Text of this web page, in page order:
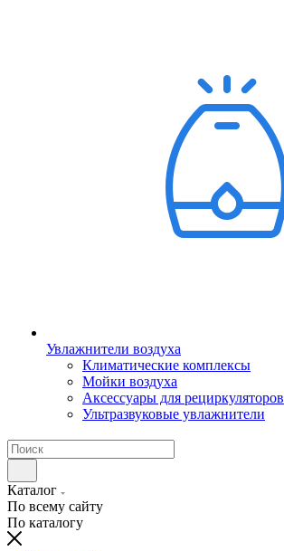
Увлажнители воздуха
Климатические комплексы
Мойки воздуха
Аксессуары для рециркуляторов
Ультразвуковые увлажнители
Каталог
По всему сайту
По каталогу